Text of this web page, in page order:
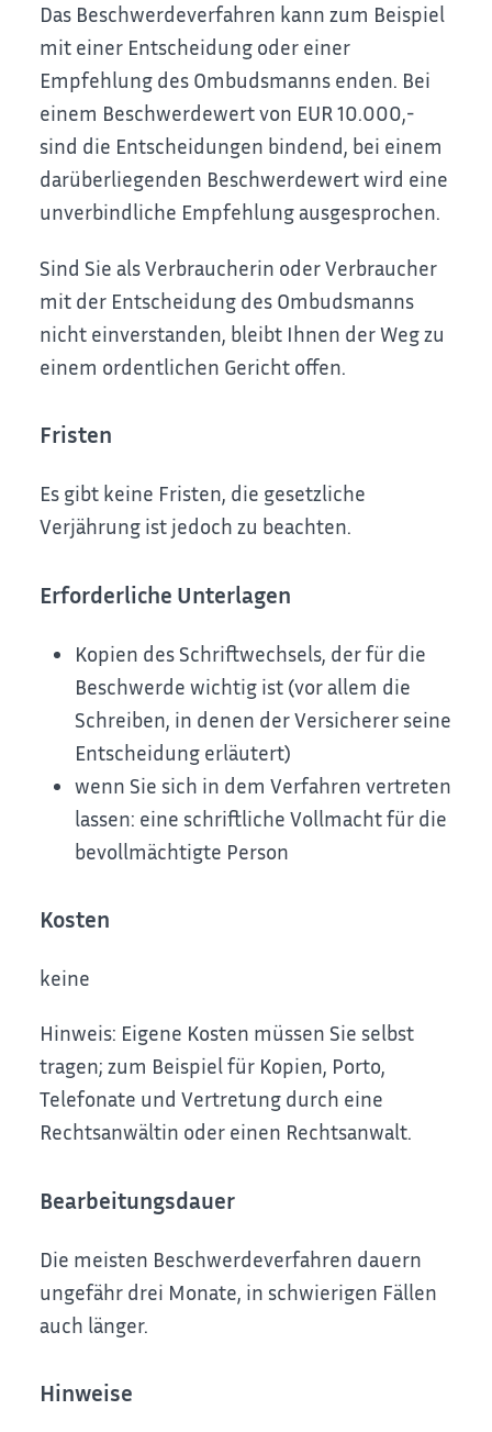
Das Beschwerdeverfahren kann zum Beispiel
mit einer Entscheidung oder einer
Empfehlung des Ombudsmanns enden. Bei
einem Beschwerdewert von EUR 10.000,-
sind die Entscheidungen bindend, bei einem
darüberliegenden Beschwerdewert wird eine
unverbindliche Empfehlung ausgesprochen.
Sind Sie als Verbraucherin oder Verbraucher
mit der Entscheidung des Ombudsmanns
nicht einverstanden, bleibt Ihnen der Weg zu
einem ordentlichen Gericht offen.
Fristen
Es gibt keine Fristen, die gesetzliche
Verjährung ist jedoch zu beachten.
Erforderliche Unterlagen
Kopien des Schriftwechsels, der für die
Beschwerde wichtig ist (vor allem die
Schreiben, in denen der Versicherer seine
Entscheidung erläutert)
wenn Sie sich in dem Verfahren vertreten
lassen: eine schriftliche Vollmacht für die
bevollmächtigte Person
Kosten
keine
Hinweis: Eigene Kosten müssen Sie selbst
tragen; zum Beispiel für Kopien, Porto,
Telefonate und Vertretung durch eine
Rechtsanwältin oder einen Rechtsanwalt.
Bearbeitungsdauer
Die meisten Beschwerdeverfahren dauern
ungefähr drei Monate, in schwierigen Fällen
auch länger.
Hinweise